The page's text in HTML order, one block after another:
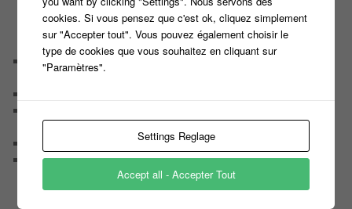
« Juil
COMMENTAIRES RÉCENTS
Michèle dans
La liste des 98 plus grands Maestros de
Déroulement du casting des 12 coups de Midi
Éternel PrévudansLes conseils d’Arsène pour gagner à
« N’oubliez pas les paroles » de Nagui sur France 2
cookies. Si vous pensez que c'est ok, cliquez simplement
sur "Accepter tout". Vous pouvez également choisir le
type de cookies que vous souhaitez en cliquant sur
"Paramètres".
Settings Reglage
Accept all - Accepter Tout